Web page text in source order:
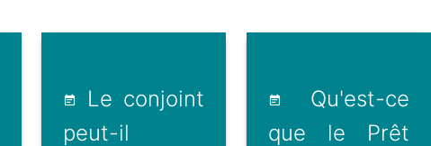
Le conjoint
peut-il
Qu'est-ce
que le Prêt